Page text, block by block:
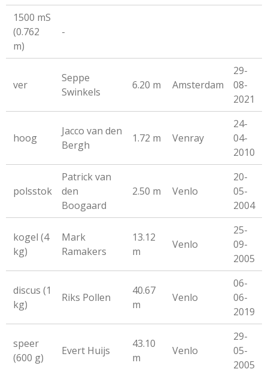
1500 mS
(0.762
m)
-
ver
Seppe
Swinkels
6.20 m Amsterdam
29-
08-
2021
hoog
Jacco van den
Bergh
1.72 m Venray
24-
04-
2010
polsstok
Patrick van
den
Boogaard
2.50 m Venlo
20-
05-
2004
kogel (4
kg)
Mark
Ramakers
13.12
m
Venlo
25-
09-
2005
discus (1
kg)
Riks Pollen
40.67
m
Venlo
06-
06-
2019
speer
(600 g)
Evert Huijs
43.10
m
Venlo
29-
05-
2005